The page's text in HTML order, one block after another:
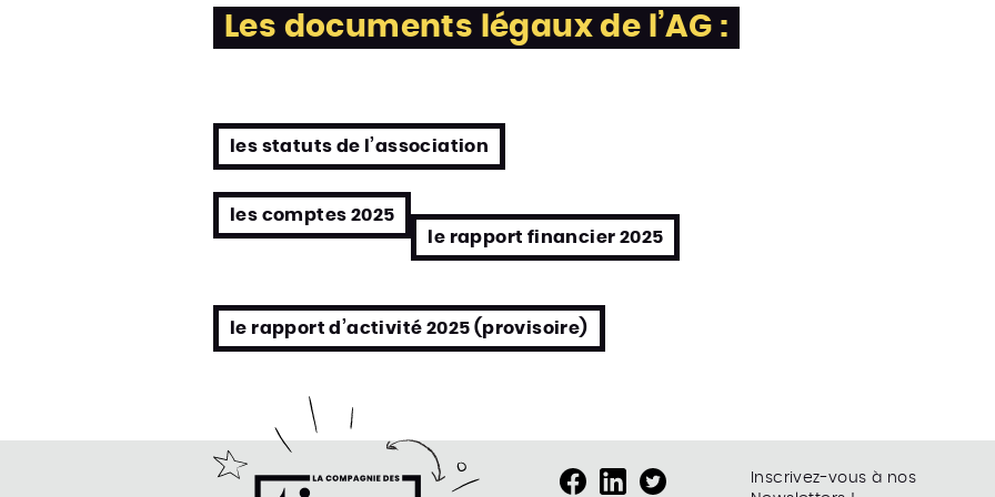
Les documents légaux de l’AG :
les statuts de l’association
les comptes 2025
le rapport financier 2025
le rapport d’activité 2025 (provisoire)
la Compagnie des Tiers-Lieux
de la compagnie des Tiers-Lieux
Inscrivez-vous à nos